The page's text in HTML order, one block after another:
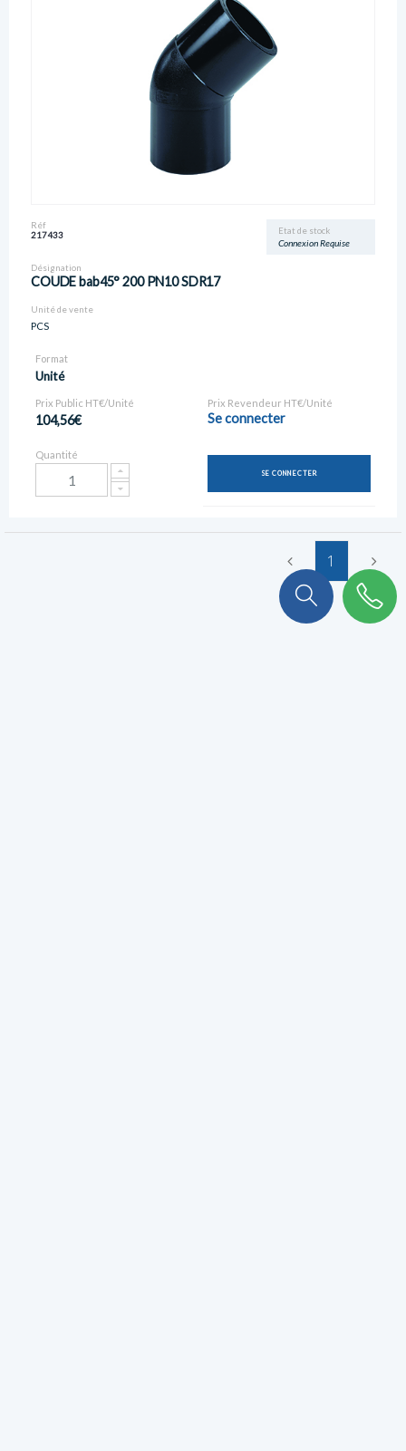
Etat de stock
Connexion Requise
Réf
217433
Désignation
COUDE bab45° 200 PN10 SDR17
Unité de vente
PCS
Format
Unité
Prix Public HT€/Unité
104,56€
Prix Revendeur HT€/Unité
Se connecter
Quantité
SE CONNECTER
1